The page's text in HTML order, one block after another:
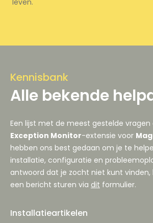
Kennisbank
Alle bekende
Een lijst met de meest gestelde vragen
Exception Monitor-extensie voor
hebben ons best gedaan om je te
installatie, configuratie en
antwoord dat je zocht niet kunt vinden,
een bericht sturen via dit formulier.
Installatieartikelen